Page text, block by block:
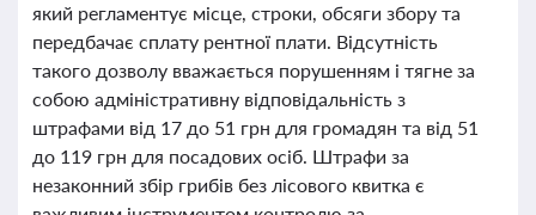
який регламентує місце, строки, обсяги збору та
передбачає сплату рентної плати. Відсутність
такого дозволу вважається порушенням і тягне за
собою адміністративну відповідальність з
штрафами від 17 до 51 грн для громадян та від 51
до 119 грн для посадових осіб. Штрафи за
незаконний збір грибів без лісового квитка є